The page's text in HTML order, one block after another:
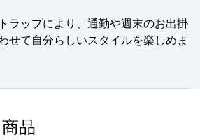
ラップにより、通勤や週末のお出掛
せて自分らしいスタイルを楽しめま
品